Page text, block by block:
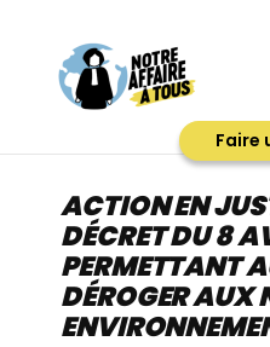
contenu
Faire
ACTION EN
DÉCRET DU 8
PERMETTANT
DÉROGER AUX